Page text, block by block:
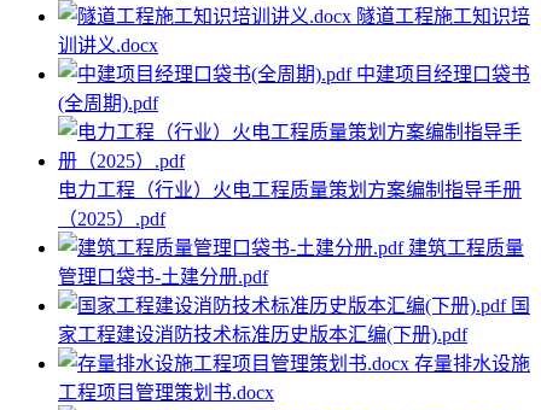
隧道工程施工知识培
训讲义.docx
中建项目经理口袋书
(全周期).pdf
电力工程（行业）火电工程质量策划方案编制指导手册
（2025）.pdf
建筑工程质量
管理口袋书-土建分册.pdf
国
家工程建设消防技术标准历史版本汇编(下册).pdf
存量排水设施
工程项目管理策划书.docx